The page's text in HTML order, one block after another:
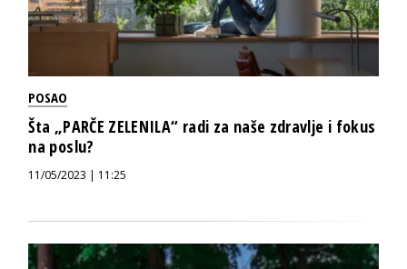
POSAO
Šta „PARČE ZELENILA“ radi za naše zdravlje i fokus
na poslu?
11/05/2023 | 11:25